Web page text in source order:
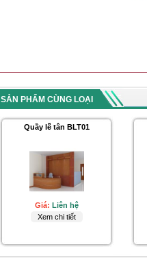
SẢN PHẨM CÙNG LOẠI
Quầy lễ tân BLT01
Giá: Liên hệ
Xem chi tiết